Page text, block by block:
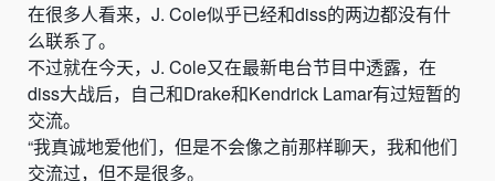
在很多人看来， J. Cole似乎已经和diss的两边都没有什
么联系了。
不过就在今天， J. Cole又在最新电台节目中透露，在
diss大战后，自己和Drake和Kendrick Lamar有过短暂的
交流。
“我真诚地爱他们，但是不会像之前那样聊天，我和他们
交流过，但不是很多。